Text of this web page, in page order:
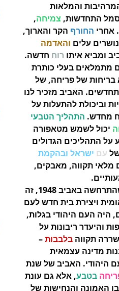
והמלאות
התחדשות, צמיחה,
אחרי החורף הקר והארוך,
עלים והאדמה
ומביא איתו רוח חדשה.
מתמלאים בעלי כותרת
בריחות של פריחה, של
האביב מזכיר לנו
וביכולת להתעלות על
מחדש. התהליך הטבעי
יכול לשמש מטאפורה
על התהליכים הגדולים
עם ישראל ובהקמת
מלאי תקווה, מאבקים,
, שהתרחשה באביב 1948, זה
ויצירת בית חדש לעם
היה העם היהודי בגלות,
והיעדר ריבונות על
תקווה בלבבות–
מדינה עצמאית
היהודי. האביב של שנת
בטבע, אלא גם עונת
האמונה והנחישות של